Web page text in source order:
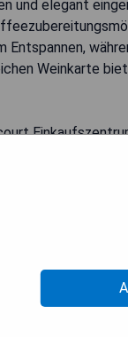
und elegant
Entspannen,
Weinkarte
erreichbar